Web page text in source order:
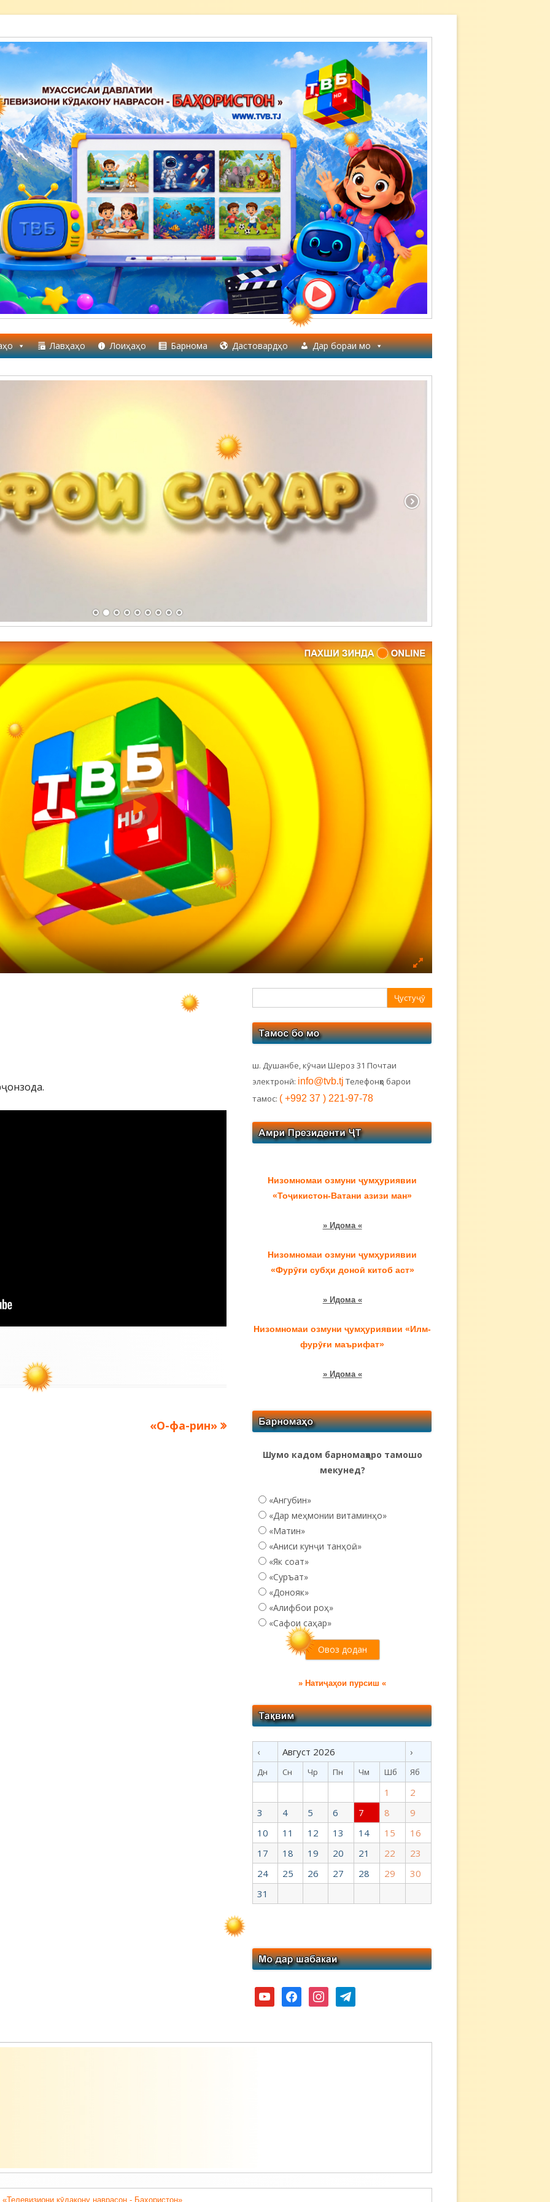
Лавҳаҳо Лоиҳаҳо Барнома Дастовардҳо Дар бораи мо
Следующая
«О-фа-рин»
боковая
ш. Душанбе, кӯчаи Шероз 31 Почтаи
электронӣ: info@tvb.tj Телефонҳо барои
тамос: ( +992 37 ) 221-97-78
Низомномаи озмуни ҷумҳуриявии
«Тоҷикистон-Ватани азизи ман»
» Идома «
Низомномаи озмуни ҷумҳуриявии
«Фурӯғи субҳи доноӣ китоб аст»
» Идома «
Низомномаи озмуни ҷумҳуриявии «Илм-
фурӯғи маърифат»
» Идома «
Шумо кадом барномаҳоро тамошо
мекунед?
«Ангубин»
«Дар меҳмонии витаминҳо»
«Матин»
«Аниси кунҷи танҳоӣ...»
«Як соат»
«Суръат»
«Донояк»
«Алифбои роҳ»
«Сафои саҳар»
» Натиҷаҳои пурсиш «
‹ Август 2026 ›
Дн Сн Чр Пн Чм Шб Яб
1
2
3
4 5 6 7 8
9
10
11 12 13 14 15
16
17
18 19 20 21 22
23
24
25 26 27 28 29
30
31
youtubefacebookinstagramtelegram
кӯдакону наврасон - Баҳористон».